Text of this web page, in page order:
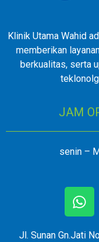
Klinik Utama Wahid
memberikan
berkualitas, serta
JAM
senin –
Jl. Sunan Gn.Jati